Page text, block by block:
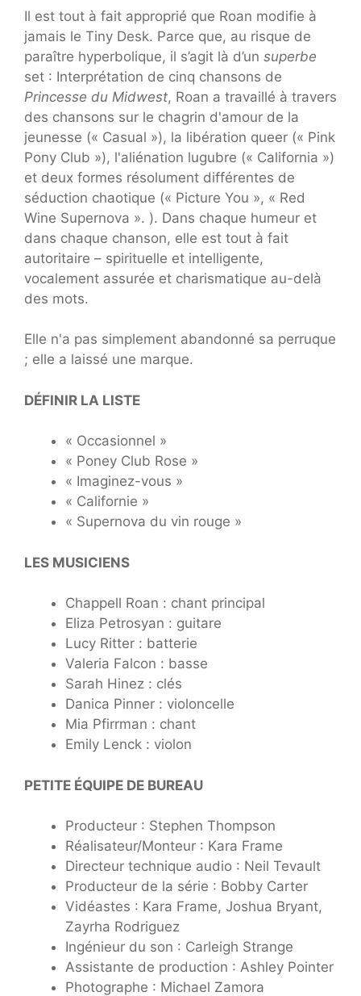
Il est tout à fait approprié que Roan modifie à
jamais le Tiny Desk. Parce que, au risque de
paraître hyperbolique, il s’agit là d’un superbe
set : Interprétation de cinq chansons de
Princesse du Midwest, Roan a travaillé à travers
des chansons sur le chagrin d'amour de la
jeunesse (« Casual »), la libération queer (« Pink
Pony Club »), l'aliénation lugubre (« California »)
et deux formes résolument différentes de
séduction chaotique (« Picture You », « Red
Wine Supernova ». ). Dans chaque humeur et
dans chaque chanson, elle est tout à fait
autoritaire – spirituelle et intelligente,
vocalement assurée et charismatique au-delà
des mots.
Elle n'a pas simplement abandonné sa perruque
; elle a laissé une marque.
DÉFINIR LA LISTE
« Occasionnel »
« Poney Club Rose »
« Imaginez-vous »
« Californie »
« Supernova du vin rouge »
LES MUSICIENS
Chappell Roan : chant principal
Eliza Petrosyan : guitare
Lucy Ritter : batterie
Valeria Falcon : basse
Sarah Hinez : clés
Danica Pinner : violoncelle
Mia Pfirrman : chant
Emily Lenck : violon
PETITE ÉQUIPE DE BUREAU
Producteur : Stephen Thompson
Réalisateur/Monteur : Kara Frame
Directeur technique audio : Neil Tevault
Producteur de la série : Bobby Carter
Vidéastes : Kara Frame, Joshua Bryant,
Zayrha Rodriguez
Ingénieur du son : Carleigh Strange
Assistante de production : Ashley Pointer
Photographe : Michael Zamora